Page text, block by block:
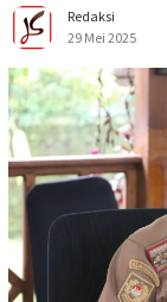
Redaksi
29 Mei 2025